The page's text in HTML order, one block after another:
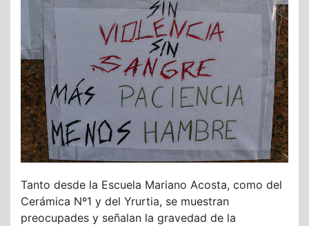
Tanto desde la Escuela Mariano Acosta, como del
Cerámica Nº1 y del Yrurtia, se muestran
preocupades y señalan la gravedad de la